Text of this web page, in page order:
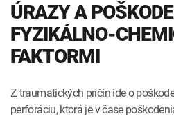
ÚRAZY A
FYZIKÁLNO-
FAKTORMI
Z traumatických príčin ide o
perforáciu, ktorá je v čase